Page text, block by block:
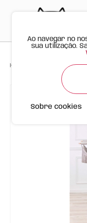
Happy Meow Produtos >
Ao navegar no
sua utilização.
Sobre cookies